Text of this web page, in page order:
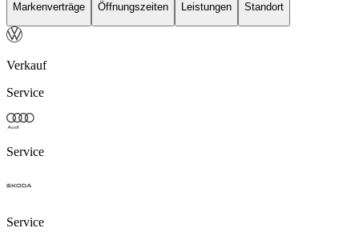
Markenverträge Öffnungszeiten Leistungen Standort
Verkauf
Service
Service
Service